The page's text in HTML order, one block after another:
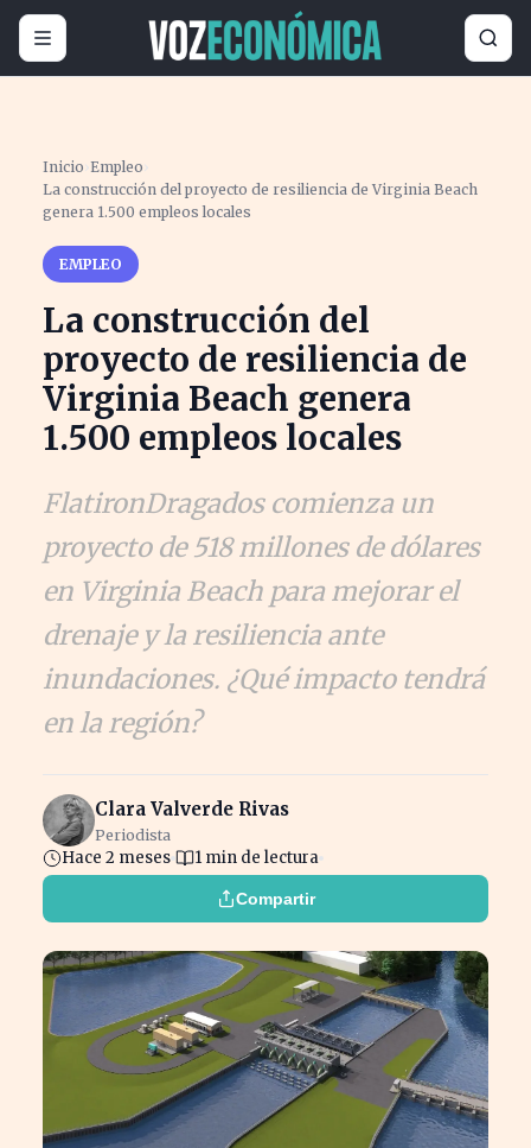
Inicio ›Empleo ›
La construcción del proyecto de resiliencia de Virginia Beach
genera 1.500 empleos locales
EMPLEO
La construcción del
proyecto de resiliencia de
Virginia Beach genera
1.500 empleos locales
FlatironDragados comienza un
proyecto de 518 millones de dólares
en Virginia Beach para mejorar el
drenaje y la resiliencia ante
inundaciones. ¿Qué impacto tendrá
en la región?
Clara Valverde Rivas
Periodista
Hace 2 meses 1 min de lectura
Compartir